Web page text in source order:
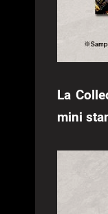
La
mini